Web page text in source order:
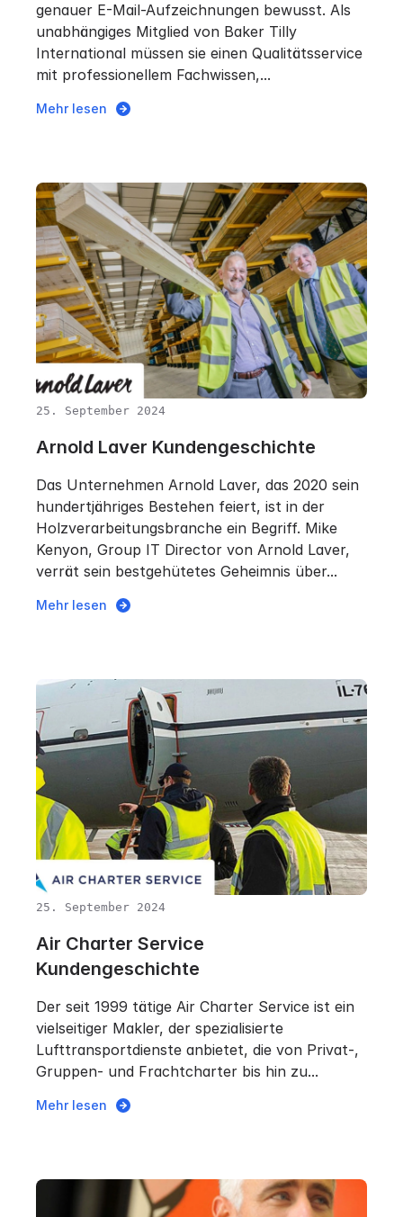
genauer E-Mail-Aufzeichnungen bewusst. Als
unabhängiges Mitglied von Baker Tilly
International müssen sie einen Qualitätsservice
mit professionellem Fachwissen,...
Mehr lesen
25. September 2024
Arnold Laver Kundengeschichte
Das Unternehmen Arnold Laver, das 2020 sein
hundertjähriges Bestehen feiert, ist in der
Holzverarbeitungsbranche ein Begriff. Mike
Kenyon, Group IT Director von Arnold Laver,
verrät sein bestgehütetes Geheimnis über...
Mehr lesen
25. September 2024
Air Charter Service
Kundengeschichte
Der seit 1999 tätige Air Charter Service ist ein
vielseitiger Makler, der spezialisierte
Lufttransportdienste anbietet, die von Privat-,
Gruppen- und Frachtcharter bis hin zu...
Mehr lesen